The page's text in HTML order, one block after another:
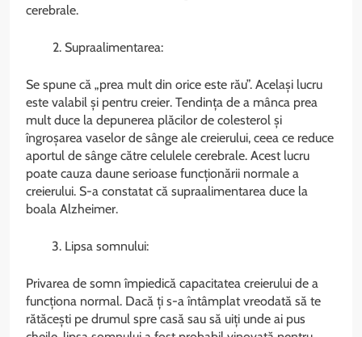
cerebrale.
Supraalimentarea:
Se spune că „prea mult din orice este rău”. Același lucru
este valabil și pentru creier. Tendința de a mânca prea
mult duce la depunerea plăcilor de colesterol și
îngroșarea vaselor de sânge ale creierului, ceea ce reduce
aportul de sânge către celulele cerebrale. Acest lucru
poate cauza daune serioase funcționării normale a
creierului. S-a constatat că supraalimentarea duce la
boala Alzheimer.
Lipsa somnului:
Privarea de somn împiedică capacitatea creierului de a
funcționa normal. Dacă ți s-a întâmplat vreodată să te
rătăcești pe drumul spre casă sau să uiți unde ai pus